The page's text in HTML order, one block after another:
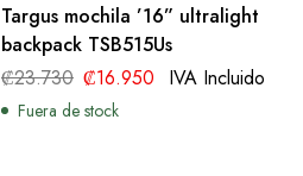
Targus mochila ’16” ultralight
backpack TSB515Us
₡23.730 ₡16.950 IVA Incluido
Fuera de stock